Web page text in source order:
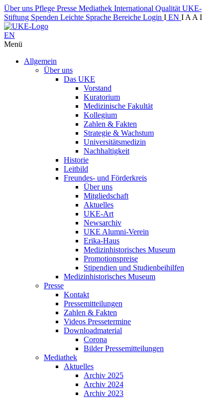
Über uns Pflege Presse Mediathek International Qualität UKE-
Stiftung Spenden Leichte Sprache Bereiche Login I EN I A A I
EN
Menü
Allgemein
Über uns
Das UKE
Vorstand
Kuratorium
Medizinische Fakultät
Kollegium
Zahlen & Fakten
Strategie & Wachstum
Universitätsmedizin
Nachhaltigkeit
Historie
Leitbild
Freundes- und Förderkreis
Über uns
Mitgliedschaft
Aktuelles
UKE-Art
Newsarchiv
UKE Alumni-Verein
Erika-Haus
Medizinhistorisches Museum
Promotionspreise
Stipendien und Studienbeihilfen
Medizinhistorisches Museum
Presse
Kontakt
Pressemitteilungen
Zahlen & Fakten
Videos Pressetermine
Downloadmaterial
Corona
Bilder Pressemitteilungen
Mediathek
Aktuelles
Archiv 2025
Archiv 2024
Archiv 2023